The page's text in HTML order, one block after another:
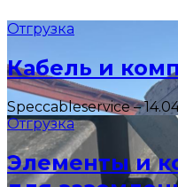
Отгрузка
Кабель и
Speccableservice–
Отгрузка
Элементы и